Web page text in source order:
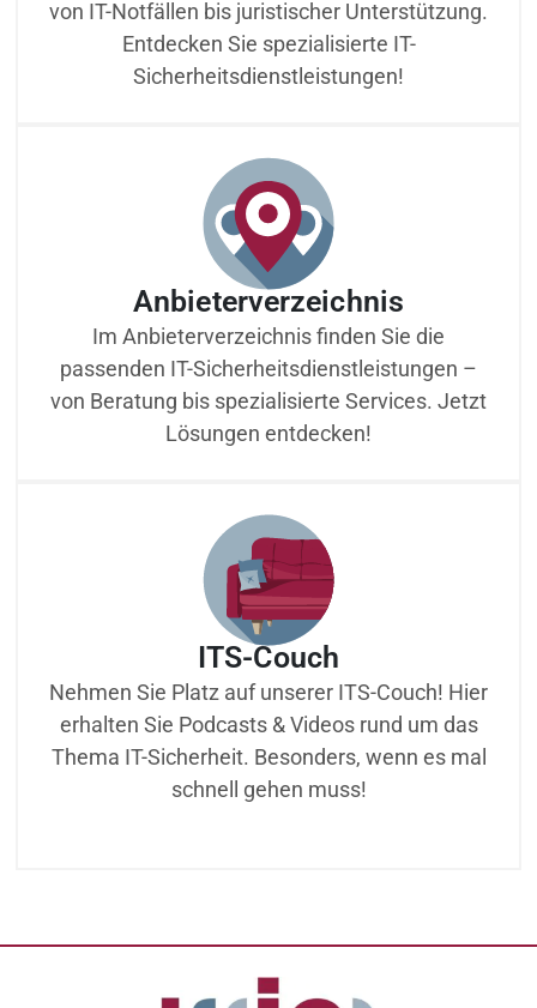
von IT-Notfällen bis juristischer Unterstützung.
Entdecken Sie spezialisierte IT-
Sicherheitsdienstleistungen!
Anbieterverzeichnis
Im Anbieterverzeichnis finden Sie die
passenden IT-Sicherheitsdienstleistungen –
von Beratung bis spezialisierte Services. Jetzt
Lösungen entdecken!
ITS-Couch
Nehmen Sie Platz auf unserer ITS-Couch! Hier
erhalten Sie Podcasts & Videos rund um das
Thema IT-Sicherheit. Besonders, wenn es mal
schnell gehen muss!